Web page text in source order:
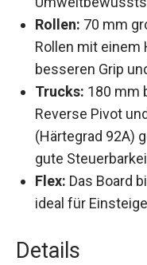
Rollen:70 mm
Rollen mit einem
besseren Grip
Trucks:180 mm
Reverse Pivot
(Härtegrad 92A)
gute
Flex: Das Board
ideal für
Details